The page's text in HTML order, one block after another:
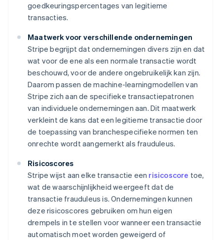
goedkeuringspercentages van legitieme
transacties.
Maatwerk voor verschillende ondernemingen
Stripe begrijpt dat ondernemingen divers zijn en dat
wat voor de ene als een normale transactie wordt
beschouwd, voor de andere ongebruikelijk kan zijn.
Daarom passen de machine-learningmodellen van
Stripe zich aan de specifieke transactiepatronen
van individuele ondernemingen aan. Dit maatwerk
verkleint de kans dat een legitieme transactie door
de toepassing van branchespecifieke normen ten
onrechte wordt aangemerkt als frauduleus.
Risicoscores
Stripe wijst aan elke transactie een risicoscore toe,
wat de waarschijnlijkheid weergeeft dat de
transactie frauduleus is. Ondernemingen kunnen
deze risicoscores gebruiken om hun eigen
drempels in te stellen voor wanneer een transactie
automatisch moet worden geweigerd of